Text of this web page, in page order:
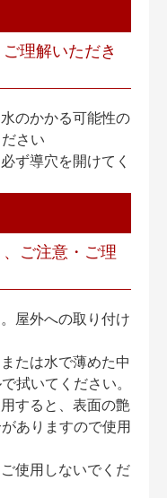
理解いただき
のかかる可能性の
さい
ず導穴を開けてく
ご注意・ご理
屋外への取り付け
たは水で薄めた中
拭いてください。
すると、表面の艶
ありますので使用
使用しないでくだ